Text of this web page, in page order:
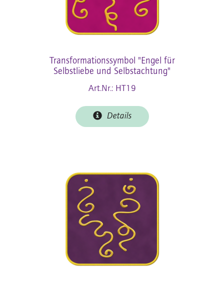
Transformationssymbol "Engel für
Selbstliebe und Selbstachtung"
Art.Nr.: HT19
Details